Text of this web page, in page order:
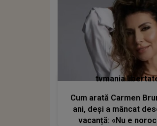
Cum arată Carmen
ani, deși a mâncat
vacanță: «Nu e